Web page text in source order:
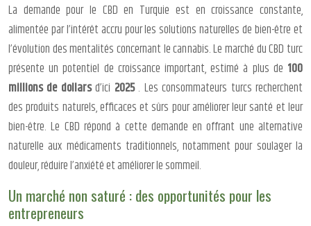
La demande pour le CBD en Turquie est en croissance constante,
alimentée par l’intérêt accru pour les solutions naturelles de bien-être et
l’évolution des mentalités concernant le cannabis. Le marché du CBD turc
présente un potentiel de croissance important, estimé à plus de 100
millions de dollarsd’ici 2025. Les consommateurs turcs recherchent
des produits naturels, efficaces et sûrs pour améliorer leur santé et leur
bien-être. Le CBD répond à cette demande en offrant une alternative
naturelle aux médicaments traditionnels, notamment pour soulager la
douleur, réduire l’anxiété et améliorer le sommeil.
Un marché non saturé : des opportunités pour les
entrepreneurs